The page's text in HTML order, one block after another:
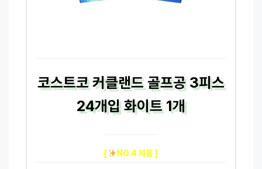
코스트코 커클랜드 골프공 3피스
24개입 화이트 1개
[ NO.4 제품 ]